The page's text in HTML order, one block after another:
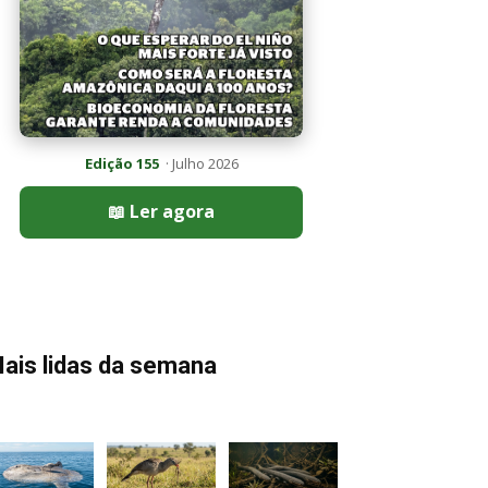
Edição 155· Julho 2026
📖 Ler agora
lidas da semana